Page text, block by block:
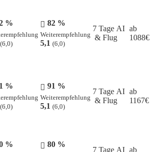
%
(6,0)
82 %
Weiterempfehlung
5,1 (6,0)
7 Tage AI
& Flug
ab
1088€
%
(6,0)
91 %
Weiterempfehlung
5,1 (6,0)
7 Tage AI
& Flug
ab
1167€
% 80 %
7 Tage AI ab